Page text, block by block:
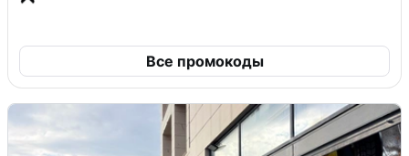
Все промокоды